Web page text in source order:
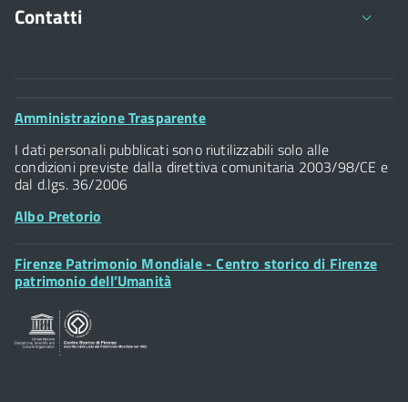
Contatti
Comune di Firenze
Palazzo Vecchio
Piazza della Signoria - 50122, Firenze
P.IVA 01307110484
Posta Elettronica Certificata
Footer
Amministrazione Trasparente
I dati personali pubblicati sono riutilizzabili solo alle
condizioni previste dalla direttiva comunitaria 2003/98/CE e
dal d.lgs. 36/2006
Albo Pretorio
Footer
Widget
Firenze Patrimonio Mondiale - Centro storico di Firenze
patrimonio dell’Umanità